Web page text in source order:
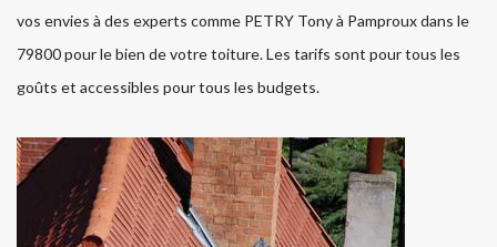
vos envies à des experts comme PETRY Tony à Pamproux dans le
79800 pour le bien de votre toiture. Les tarifs sont pour tous les
goûts et accessibles pour tous les budgets.